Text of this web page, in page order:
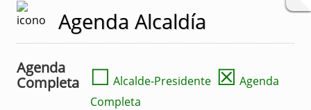
Agenda Alcaldía
Agenda
Completa
☐ Alcalde-Presidente ☒ Agenda
Completa